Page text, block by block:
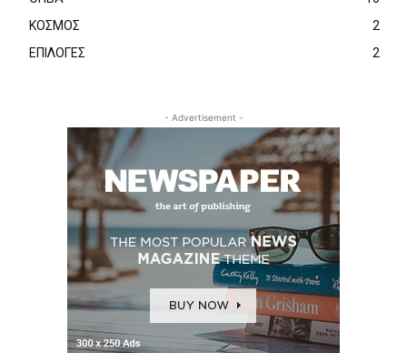
ΚΟΣΜΟΣ
2
ΕΠΙΛΟΓΕΣ
2
- Advertisement -